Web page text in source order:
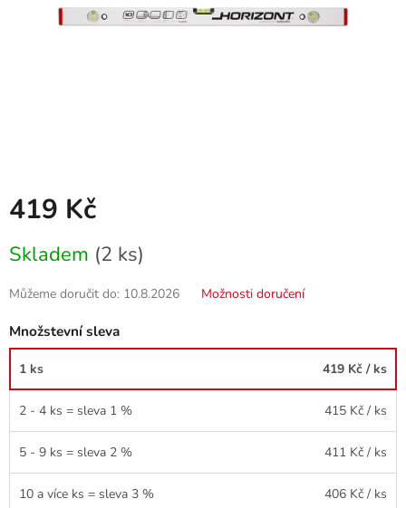
419 Kč
cena:
Skladem (2 ks)
Můžeme doručit do: 10.8.2026 Možnosti doručení
Množstevní sleva
1 ks 419 Kč / ks
2 - 4 ks = sleva 1 % 415 Kč / ks
5 - 9 ks = sleva 2 % 411 Kč / ks
10 a více ks = sleva 3 % 406 Kč / ks